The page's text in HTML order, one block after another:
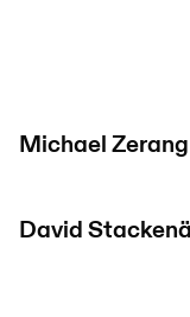
Michael Zerang
David